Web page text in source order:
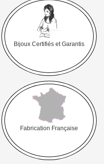
Bijoux Certifiés et Garantis
Fabrication Française